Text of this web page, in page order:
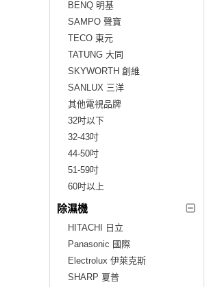
BENQ 明基
SAMPO 聲寶
TECO 東元
TATUNG 大同
SKYWORTH 創維
SANLUX 三洋
其他電視品牌
32吋以下
32-43吋
44-50吋
51-59吋
60吋以上
除濕機
HITACHI 日立
Panasonic 國際
Electrolux 伊萊克斯
SHARP 夏普